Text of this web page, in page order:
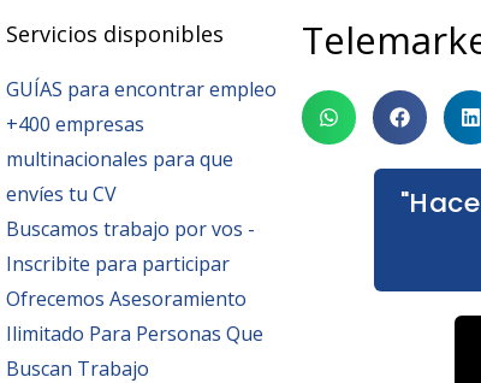
Servicios disponibles
GUÍAS para encontrar empleo
+400 empresas
multinacionales para que
envíes tu CV
Buscamos trabajo por vos -
Inscribite para participar
Ofrecemos Asesoramiento
Ilimitado Para Personas Que
Buscan Trabajo